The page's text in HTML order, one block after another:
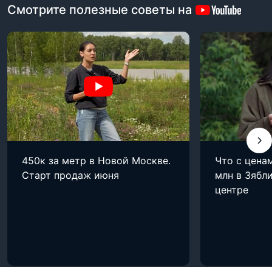
Смотрите полезные советы на
450к за метр в Новой Москве.
Старт продаж июня
Что с
млн в
центре